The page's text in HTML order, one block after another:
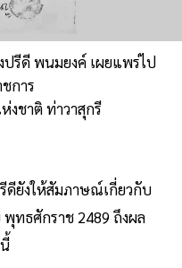
รีดี พนมยงค์ เผยแพร่ไป
การ
งชาติ ท่าวาสุกรี
ดียังให้สัมภาษณ์เกี่ยวกับ
ทธศักราช 2489 ถึงผล